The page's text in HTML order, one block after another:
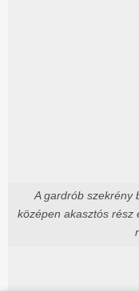
A gardrób szekrény
középen akasztós rész